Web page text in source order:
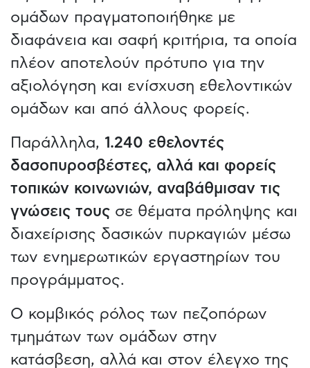
ομάδων πραγματοποιήθηκε με
διαφάνεια και σαφή κριτήρια, τα οποία
πλέον αποτελούν πρότυπο για την
αξιολόγηση και ενίσχυση εθελοντικών
ομάδων και από άλλους φορείς.
Παράλληλα, 1.240 εθελοντές
δασοπυροσβέστες, αλλά και φορείς
τοπικών κοινωνιών, αναβάθμισαν τις
γνώσεις τους σε θέματα πρόληψης και
διαχείρισης δασικών πυρκαγιών μέσω
των ενημερωτικών εργαστηρίων του
προγράμματος.
Ο κομβικός ρόλος των πεζοπόρων
τμημάτων των ομάδων στην
κατάσβεση, αλλά και στον έλεγχο της